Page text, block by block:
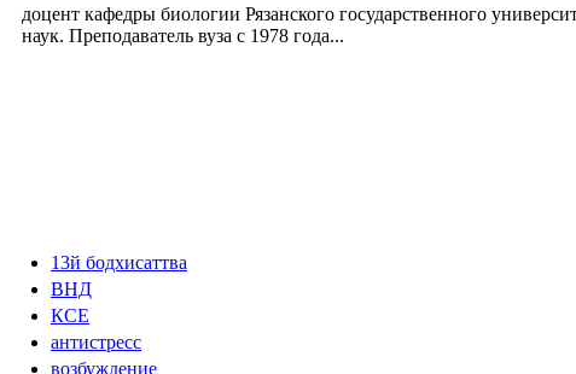
доцент кафедры биологии Рязанского государственного
наук. Преподаватель вуза с 1978 года...
13й бодхисаттва
ВНД
КСЕ
антистресс
возбуждение